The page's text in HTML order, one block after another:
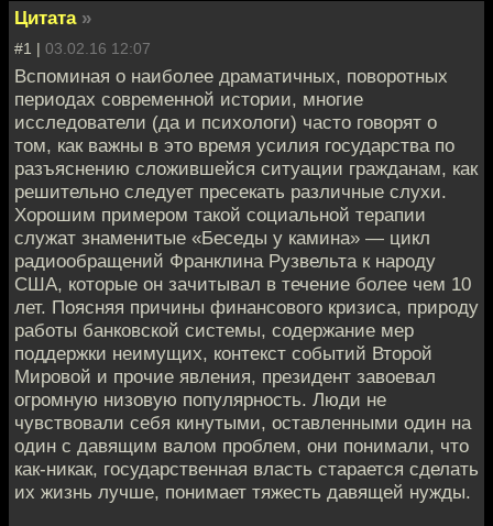
Цитата »
#1 | 03.02.16 12:07
Вспоминая о наиболее драматичных, поворотных
периодах современной истории, многие
исследователи (да и психологи) часто говорят о
том, как важны в это время усилия государства по
разъяснению сложившейся ситуации гражданам, как
решительно следует пресекать различные слухи.
Хорошим примером такой социальной терапии
служат знаменитые «Беседы у камина» — цикл
радиообращений Франклина Рузвельта к народу
США, которые он зачитывал в течение более чем 10
лет. Поясняя причины финансового кризиса, природу
работы банковской системы, содержание мер
поддержки неимущих, контекст событий Второй
Мировой и прочие явления, президент завоевал
огромную низовую популярность. Люди не
чувствовали себя кинутыми, оставленными один на
один с давящим валом проблем, они понимали, что
как-никак, государственная власть старается сделать
их жизнь лучше, понимает тяжесть давящей нужды.